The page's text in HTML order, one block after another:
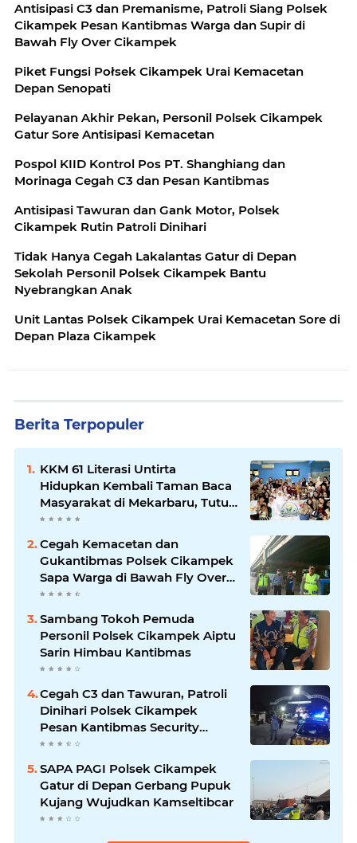
Antisipasi C3 dan Premanisme, Patroli Siang Polsek
Cikampek Pesan Kantibmas Warga dan Supir di
Bawah Fly Over Cikampek
Piket Fungsi Połsek Cikampek Urai Kemacetan
Depan Senopati
Pelayanan Akhir Pekan, Personil Polsek Cikampek
Gatur Sore Antisipasi Kemacetan
Pospol KIID Kontrol Pos PT. Shanghiang dan
Morinaga Cegah C3 dan Pesan Kantibmas
Antisipasi Tawuran dan Gank Motor, Polsek
Cikampek Rutin Patroli Dinihari
Tidak Hanya Cegah Lakalantas Gatur di Depan
Sekolah Personil Polsek Cikampek Bantu
Nyebrangkan Anak
Unit Lantas Polsek Cikampek Urai Kemacetan Sore di
Depan Plaza Cikampek
Berita Terpopuler
KKM 61 Literasi Untirta
Hidupkan Kembali Taman Baca
Masyarakat di Mekarbaru, Tutup
Program dengan Festival
Literasi
Cegah Kemacetan dan
Gukantibmas Polsek Cikampek
Sapa Warga di Bawah Fly Over
Cikampek
Sambang Tokoh Pemuda
Personil Polsek Cikampek Aiptu
Sarin Himbau Kantibmas
Cegah C3 dan Tawuran, Patroli
Dinihari Polsek Cikampek
Pesan Kantibmas Security
Perumahan
SAPA PAGI Polsek Cikampek
Gatur di Depan Gerbang Pupuk
Kujang Wujudkan Kamseltibcar